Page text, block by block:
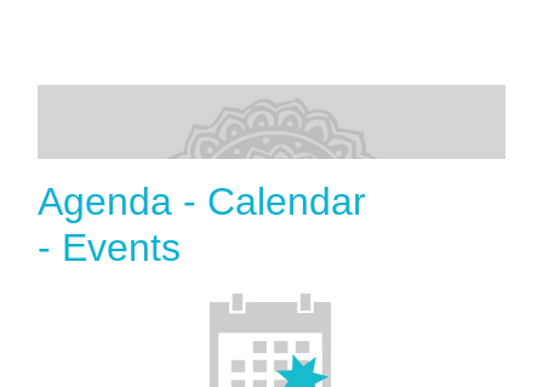
Agenda - Calendar
- Events